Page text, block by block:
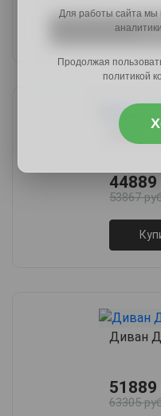
Диван
44889
53867
Диван
51889
63305
Для работы сайта мы
Продолжая
политикой